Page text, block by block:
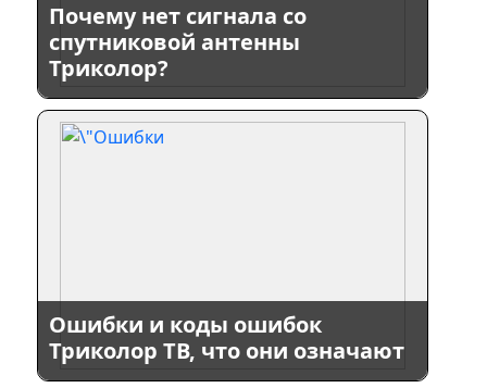
Почему нет сигнала со
спутниковой антенны
Триколор?
Ошибки и коды ошибок
Триколор ТВ, что они означают